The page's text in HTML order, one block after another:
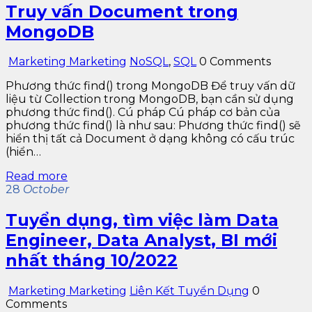
Truy vấn Document trong
MongoDB
Marketing Marketing NoSQL, SQL0 Comments
Phương thức find() trong MongoDB Để truy vấn dữ
liệu từ Collection trong MongoDB, bạn cần sử dụng
phương thức find(). Cú pháp Cú pháp cơ bản của
phương thức find() là như sau: Phương thức find() sẽ
hiển thị tất cả Document ở dạng không có cấu trúc
(hiển…
Read more
28 October
Tuyển dụng, tìm việc làm Data
Engineer, Data Analyst, BI mới
nhất tháng 10/2022
Marketing Marketing Liên Kết Tuyển Dụng 0
Comments